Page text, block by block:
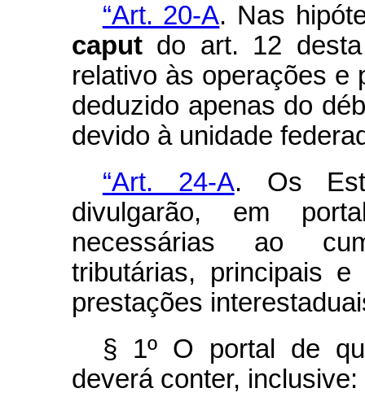
“Art. 20-A. Nas
caput do art. 12
relativo às operações e
deduzido apenas do
devido à unidade
“Art. 24-A. Os
divulgarão, em
necessárias ao
tributárias, principais
prestações
§ 1º O portal de
deverá conter, inclusive: